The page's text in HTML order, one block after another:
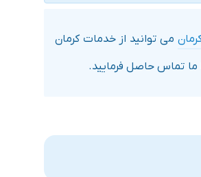
می توانید از خدمات کرمان
ما تماس حاصل فرمایید.